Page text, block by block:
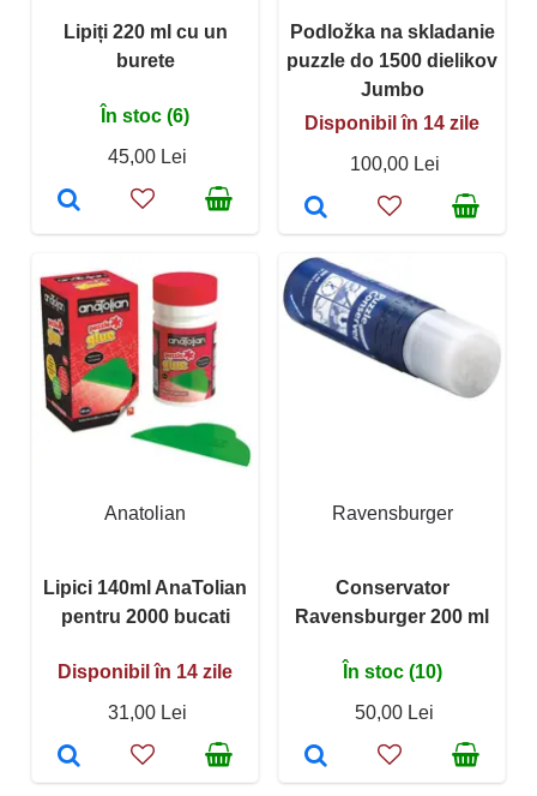
Lipiți 220 ml cu un
burete
În stoc (6)
45,00 Lei
Podložka na skladanie
puzzle do 1500 dielikov
Jumbo
Disponibil în 14 zile
100,00 Lei
Anatolian
Lipici 140ml AnaTolian
pentru 2000 bucati
Disponibil în 14 zile
31,00 Lei
Ravensburger
Conservator
Ravensburger 200 ml
În stoc (10)
50,00 Lei